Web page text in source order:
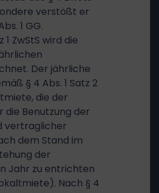
verstößt er
1 GG.
1 ZwStS wird die
Der jährliche
§ 4 Abs. 1 Satz 2
die der
Benutzung der
vertraglicher
dem Stand im
der
Jahr zu entrichten
Nach § 4